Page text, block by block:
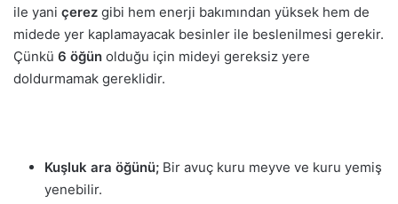
ile yani çerez gibi hem enerji bakımından yüksek hem de
midede yer kaplamayacak besinler ile beslenilmesi gerekir.
Çünkü 6 öğün olduğu için mideyi gereksiz yere
doldurmamak gereklidir.
Kuşluk ara öğünü; Bir avuç kuru meyve ve kuru yemiş
yenebilir.